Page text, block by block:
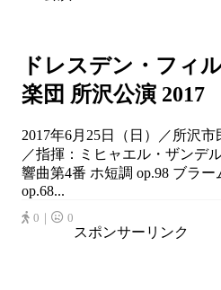
ドレスデン・フィ
楽団 所沢公演 2017
2017年6月25日（日）／所沢
／指揮：ミヒャエル・ザンデ
響曲第4番 ホ短調 op.98 ブラ
op.68...
0｜ 0
スポンサーリンク